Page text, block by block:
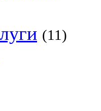
(11)